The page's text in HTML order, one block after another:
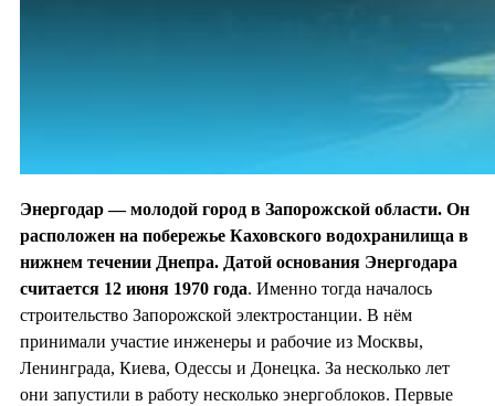
Энергодар — молодой город в Запорожской области. Он
расположен на побережье Каховского водохранилища в
нижнем течении Днепра. Датой основания Энергодара
считается 12 июня 1970 года. Именно тогда началось
строительство Запорожской электростанции. В нём
принимали участие инженеры и рабочие из Москвы,
Ленинграда, Киева, Одессы и Донецка. За несколько лет
они запустили в работу несколько энергоблоков. Первые